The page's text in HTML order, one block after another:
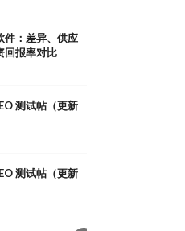
件：差异、供应
回报率对比
测试帖（更新
测试帖（更新
意义及在
在 PESO 模型中